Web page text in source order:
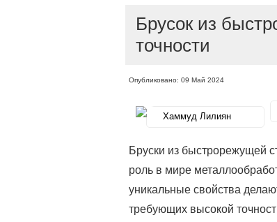
Брусок из
точности
Опубликовано: 09 Май 2024
Хаммуд Лилиян
Бруски из быстрорежущей
роль в мире
уникальные свойства
требующих высокой